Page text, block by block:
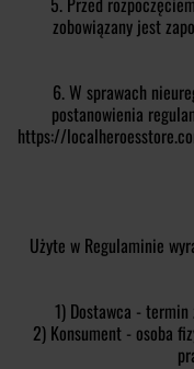
zobowiązany jest
6. W sprawach
postanowienia
https://
Użyte w Regulaminie
1) Dostawca -
2) Konsument - osoba